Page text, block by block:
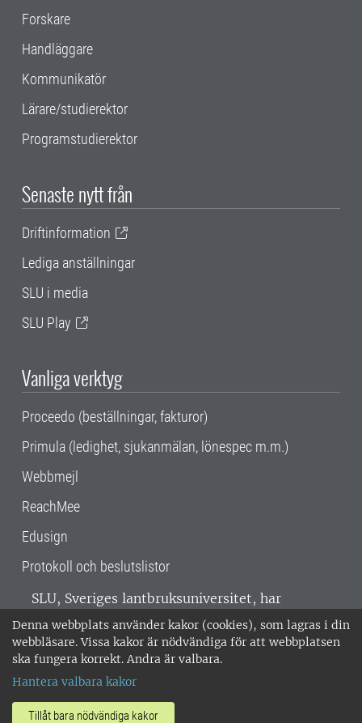
Denna webbplats använder kakor (cookies), som lagras i din
webbläsare. Vissa kakor är nödvändiga för att webbplatsen
ska fungera korrekt. Andra är valbara.
Hantera valbara kakor
Tillåt bara nödvändiga kakor
Forskare
Handläggare
Kommunikatör
Lärare/studierektor
Programstudierektor
Senaste nytt från
Driftinformation
Lediga anställningar
SLU i media
SLU Play
Vanliga verktyg
Proceedo (beställningar, fakturor)
Primula (ledighet, sjukanmälan, lönespec m.m.)
Webbmejl
ReachMee
Edusign
Protokoll och beslutslistor
SLU, Sveriges lantbruksuniversitet, har
verksamhet över hela Sverige. Huvudorter är
Alnarp, Uppsala och Umeå.SLU är
miljöcertifierat enligt ISO 14001. •
018-67 10 00 • Org nr: 202100-2817 •
Om SLU:s webbplatser